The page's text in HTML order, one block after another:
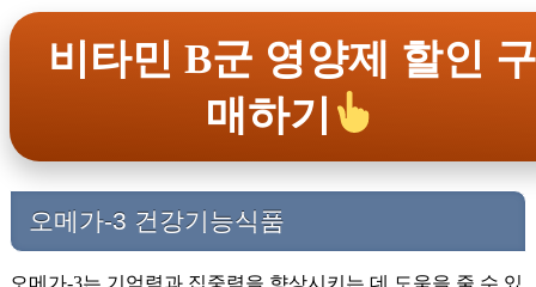
비타민 B군 영양제 할인 구
매하기
오메가-3 건강기능식품
오메가-3는 기억력과 집중력을 향상시키는 데 도움을 줄 수 있